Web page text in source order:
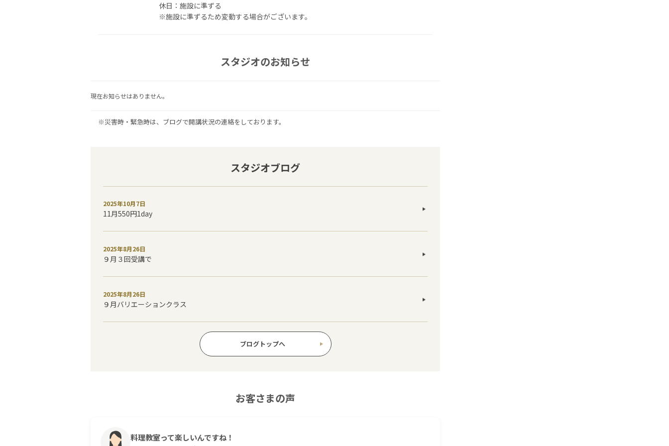
休日：施設に準ずる
※施設に準ずるため変動する場合がございます。
スタジオのお知らせ
現在お知らせはありません。
※災害時・緊急時は、ブログで開講状況の連絡をしております。
スタジオブログ
2025年10月7日
11月550円1day
2025年8月26日
９月３回受講で
2025年8月26日
９月バリエーションクラス
ブログトップへ
お客さまの声
料理教室って楽しいんですね！